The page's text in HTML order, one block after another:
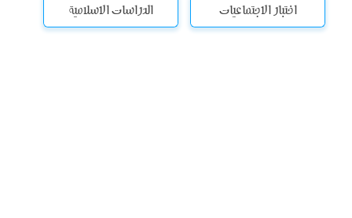
اختبار الاجتماعيات الدراسات الاسلامية